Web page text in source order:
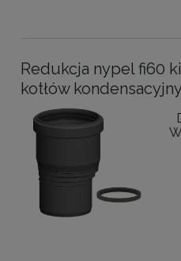
Redukcja nypel fi60
kotłów